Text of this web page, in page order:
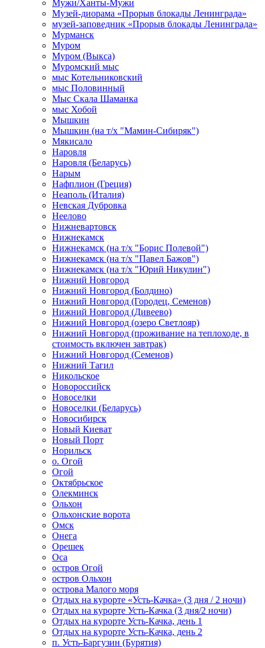
Мужи/Ханты-Мужи
Музей-диорама «Прорыв блокады Ленинграда»
музей-заповедник «Прорыв блокады Ленинграда»
Мурманск
Муром
Муром (Выкса)
Муромский мыс
мыс Котельниковский
мыс Половинный
Мыс Скала Шаманка
мыс Хобой
Мышкин
Мышкин (на т/х "Мамин-Сибиряк")
Мякисало
Наровля
Наровля (Беларусь)
Нарым
Нафплион (Греция)
Неаполь (Италия)
Невская Дубровка
Неелово
Нижневартовск
Нижнекамск
Нижнекамск (на т/х "Борис Полевой")
Нижнекамск (на т/х "Павел Бажов")
Нижнекамск (на т/х "Юрий Никулин")
Нижний Новгород
Нижний Новгород (Болдино)
Нижний Новгород (Городец, Семенов)
Нижний Новгород (Дивеево)
Нижний Новгород (озеро Светлояр)
Нижний Новгород (проживание на теплоходе, в
стоимость включен завтрак)
Нижний Новгород (Семенов)
Нижний Тагил
Никольское
Новороссийск
Новоселки
Новоселки (Беларусь)
Новосибирск
Новый Киеват
Новый Порт
Норильск
о. Огой
Огой
Октябрьское
Олекминск
Ольхон
Ольхонские ворота
Омск
Онега
Орешек
Оса
остров Огой
остров Ольхон
острова Малого моря
Отдых на курорте «Усть-Качка» (3 дня / 2 ночи)
Отдых на курорте Усть-Качка (3 дня/2 ночи)
Отдых на курорте Усть-Качка, день 1
Отдых на курорте Усть-Качка, день 2
п. Усть-Баргузин (Бурятия)